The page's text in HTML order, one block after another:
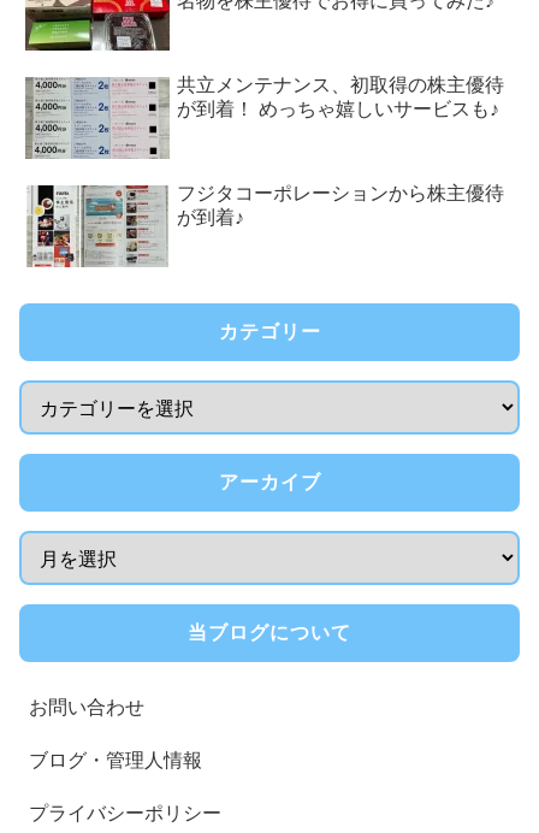
共立メンテナンス、初取得の株主優待
が到着！ めっちゃ嬉しいサービスも♪
フジタコーポレーションから株主優待
が到着♪
カテゴリー
アーカイブ
当ブログについて
お問い合わせ
ブログ・管理人情報
プライバシーポリシー